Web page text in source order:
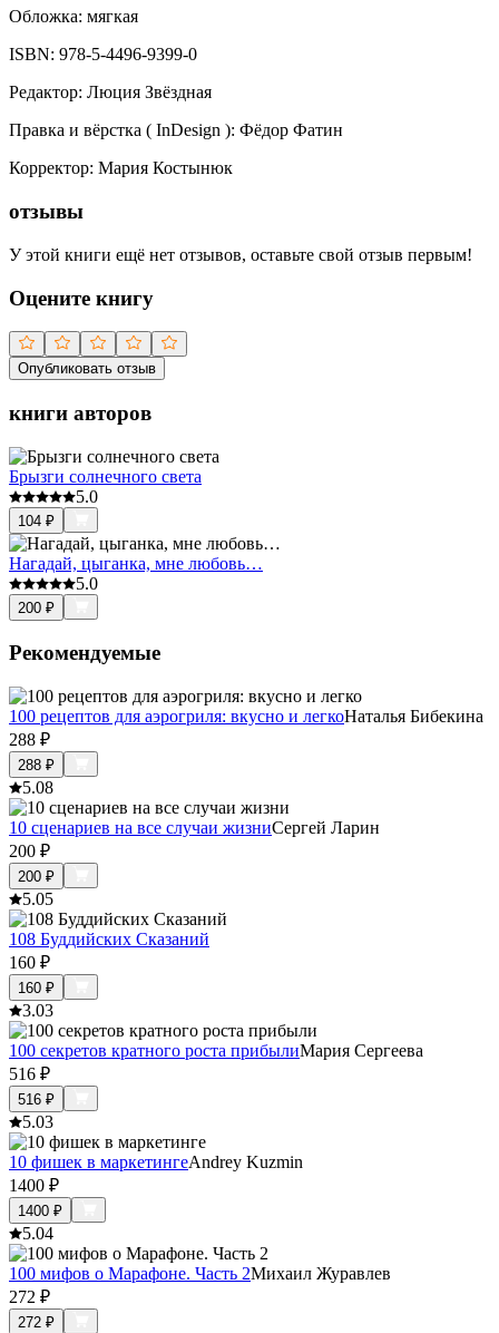
Обложка: мягкая
ISBN: 978-5-4496-9399-0
Редактор: Люция Звёздная
Правка и вёрстка ( InDesign ): Фёдор Фатин
Корректор: Мария Костынюк
отзывы
У этой книги ещё нет отзывов, оставьте свой отзыв первым!
Оцените книгу
Опубликовать отзыв
книги авторов
Брызги солнечного света
5.0
104 ₽
Нагадай, цыганка, мне любовь…
5.0
200 ₽
Рекомендуемые
100 рецептов для аэрогриля: вкусно и легкоНаталья Бибекина
288 ₽
288 ₽
5.08
10 сценариев на все случаи жизниСергей Ларин
200 ₽
200 ₽
5.05
108 Буддийских Сказаний
160 ₽
160 ₽
3.03
100 секретов кратного роста прибылиМария Сергеева
516 ₽
516 ₽
5.03
10 фишек в маркетингеAndrey Kuzmin
1400 ₽
1400 ₽
5.04
100 мифов о Марафоне. Часть 2Михаил Журавлев
272 ₽
272 ₽